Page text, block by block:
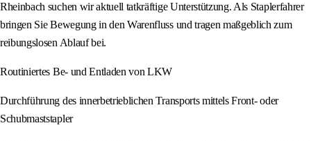
Rheinbach suchen wir aktuell tatkräftige Unterstützung. Als Staplerfahrer
bringen Sie Bewegung in den Warenfluss und tragen maßgeblich zum
reibungslosen Ablauf bei.
Routiniertes Be- und Entladen von LKW
Durchführung des innerbetrieblichen Transports mittels Front- oder
Schubmaststapler